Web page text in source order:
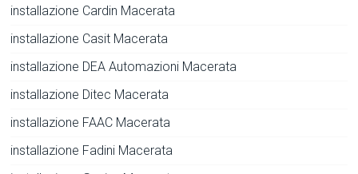
installazione Cardin Macerata
installazione Casit Macerata
installazione DEA Automazioni Macerata
installazione Ditec Macerata
installazione FAAC Macerata
installazione Fadini Macerata